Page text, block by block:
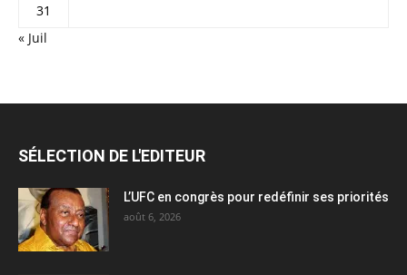
31
« Juil
SÉLECTION DE L'EDITEUR
L’UFC en congrès pour redéfinir ses priorités
août 6, 2026